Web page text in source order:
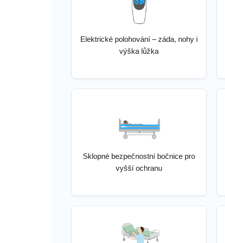
Elektrické polohování – záda, nohy i
výška lůžka
Sklopné bezpečnostní bočnice pro
vyšší ochranu